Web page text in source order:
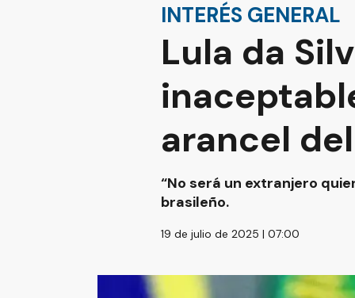
INTERÉS GENERAL
Lula da
arancel
“No será un extranjero
brasileño.
19 de julio de 2025 | 07:00